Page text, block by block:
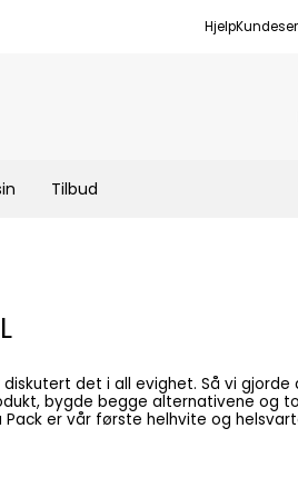
Hjelp
Tilbud
bygde begge alternativene og
Seks modeller. To verdener. Ingen
støt i stedet for å sende dem
utførelse. Bygget for å gi deg